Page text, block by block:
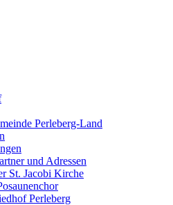
Perleberg-Land
und Adressen
St. Jacobi Kirche
Perleberg